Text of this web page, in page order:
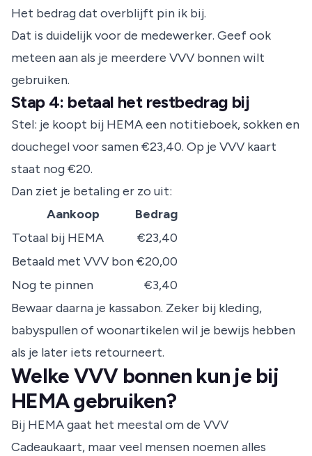
Het bedrag dat overblijft pin ik bij.
Dat is duidelijk voor de medewerker. Geef ook
meteen aan als je meerdere VVV bonnen wilt
gebruiken.
Stap 4: betaal het restbedrag bij
Stel: je koopt bij HEMA een notitieboek, sokken en
douchegel voor samen €23,40. Op je VVV kaart
staat nog €20.
Dan ziet je betaling er zo uit:
Aankoop
Bedrag
Totaal bij HEMA
€23,40
Betaald met VVV bon€20,00
Nog te pinnen
€3,40
Bewaar daarna je kassabon. Zeker bij kleding,
babyspullen of woonartikelen wil je bewijs hebben
als je later iets retourneert.
Welke VVV bonnen kun je bij
HEMA gebruiken?
Bij HEMA gaat het meestal om de VVV
Cadeaukaart, maar veel mensen noemen alles